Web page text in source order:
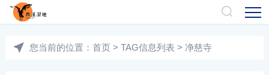
您当前的位置： 首页 > TAG信息列表 > 净慈寺